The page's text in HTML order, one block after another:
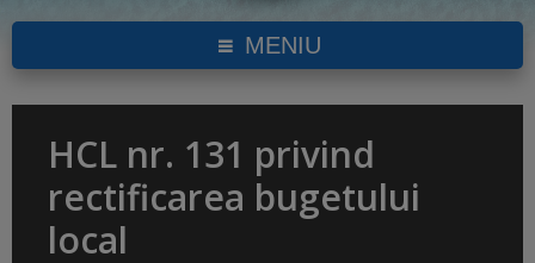
MENIU
HCL nr. 131 privind
rectificarea bugetului
local